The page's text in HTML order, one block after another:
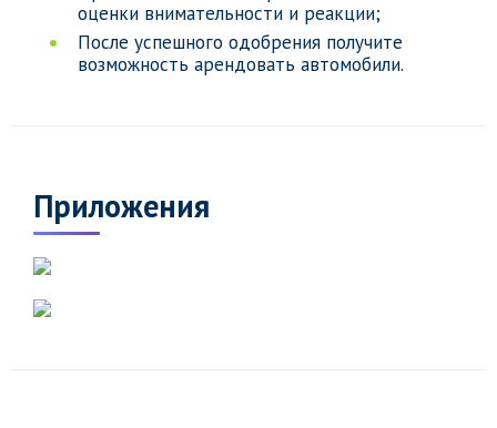
оценки внимательности и реакции;
После успешного одобрения получите
возможность арендовать автомобили.
Приложения